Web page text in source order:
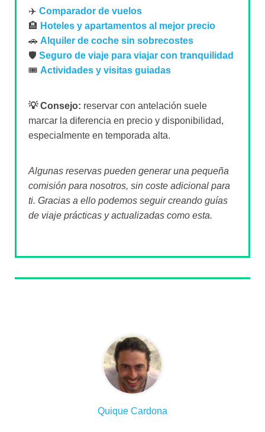
✈️ Comparador de vuelos
🏨 Hoteles y apartamentos al mejor precio
🚗 Alquiler de coche sin sobrecostes
🛡️ Seguro de viaje para viajar con tranquilidad
🎟️ Actividades y visitas guiadas
💡 Consejo: reservar con antelación suele
marcar la diferencia en precio y disponibilidad,
especialmente en temporada alta.
Algunas reservas pueden generar una pequeña
comisión para nosotros, sin coste adicional para
ti. Gracias a ello podemos seguir creando guías
de viaje prácticas y actualizadas como esta.
Quique Cardona